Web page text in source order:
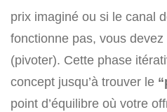
prix imaginé ou si le canal
fonctionne pas, vous
(pivoter). Cette phase
concept jusqu’à trouver le
point d’équilibre où votre